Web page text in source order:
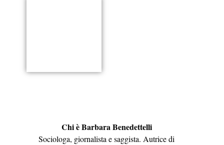
Chi è Barbara Benedettelli
Sociologa, giornalista e saggista. Autrice di